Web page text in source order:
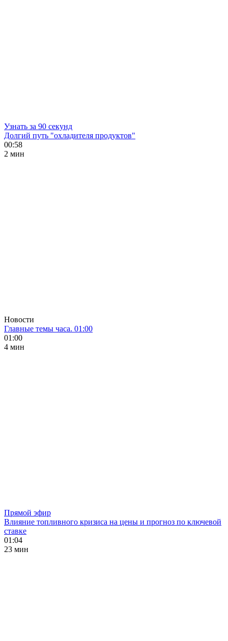
Узнать за 90 секунд
Долгий путь "охладителя продуктов"
00:58
2 мин
Новости
Главные темы часа. 01:00
01:00
4 мин
Прямой эфир
Влияние топливного кризиса на цены и прогноз по ключевой
ставке
01:04
23 мин